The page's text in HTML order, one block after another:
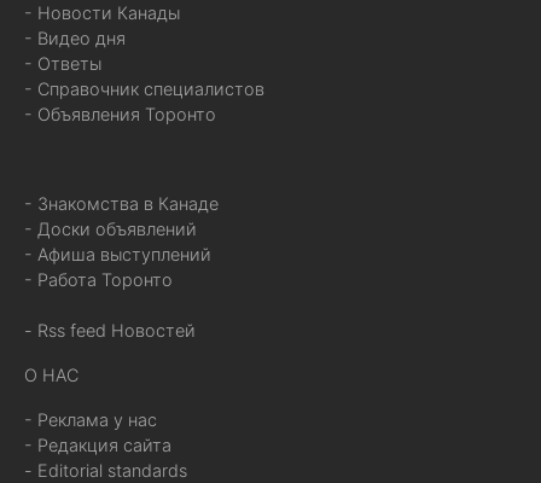
- Новости Канады
- Видео дня
- Ответы
- Справочник специалистов
- Объявления Торонто
- Знакомства в Канаде
- Доски объявлений
- Афиша выступлений
- Работа Торонто
- Rss feed Новостей
О НАС
- Реклама у нас
- Редакция сайта
- Editorial standards